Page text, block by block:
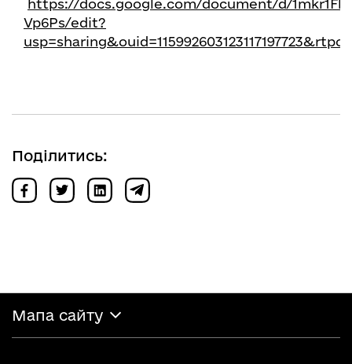
https://docs.google.com/document/d/
Vp6Ps/edit?
Поділитись:
Мапа сайту